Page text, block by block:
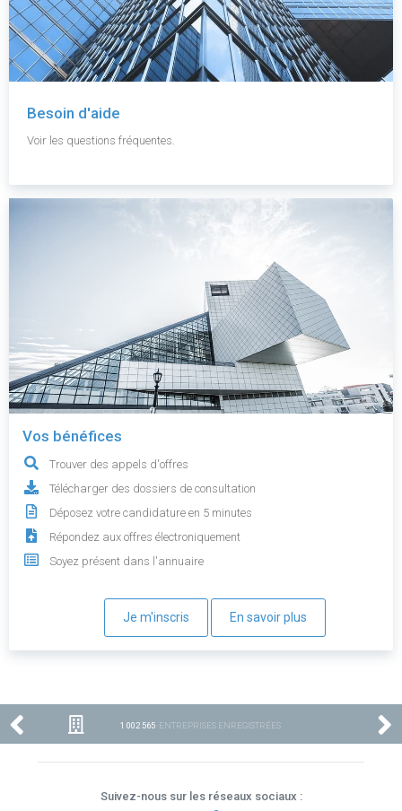
Besoin d'aide
Voir les questions fréquentes.
Vos bénéfices
Trouver des appels d'offres
Télécharger des dossiers de consultation
Déposez votre candidature en 5 minutes
Répondez aux offres électroniquement
Soyez présent dans l'annuaire
Je m'inscris En savoir plus
1 002 565 ENTREPRISES ENREGISTRÉES
Suivez-nous sur les réseaux sociaux :